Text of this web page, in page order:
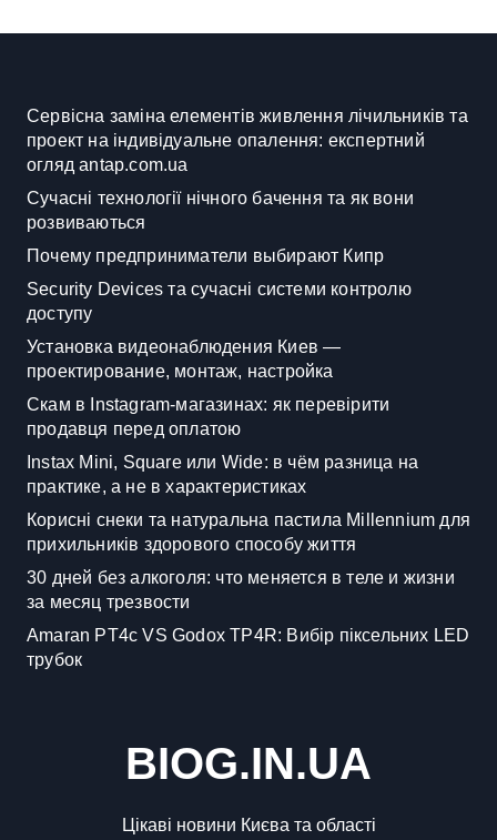
Сервісна заміна елементів живлення лічильників та
проект на індивідуальне опалення: експертний
огляд antap.com.ua
Сучасні технології нічного бачення та як вони
розвиваються
Почему предприниматели выбирают Кипр
Security Devices та сучасні системи контролю
доступу
Установка видеонаблюдения Киев —
проектирование, монтаж, настройка
Скам в Instagram-магазинах: як перевірити
продавця перед оплатою
Instax Mini, Square или Wide: в чём разница на
практике, а не в характеристиках
Корисні снеки та натуральна пастила Millennium для
прихильників здорового способу життя
30 дней без алкоголя: что меняется в теле и жизни
за месяц трезвости
Amaran PT4c VS Godox TP4R: Вибір піксельних LED
трубок
BIOG.IN.UA
Цікаві новини Києва та області